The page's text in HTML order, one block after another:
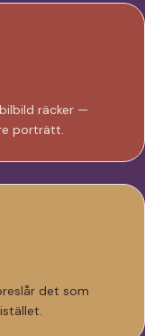
räcker —
porträtt.
det som